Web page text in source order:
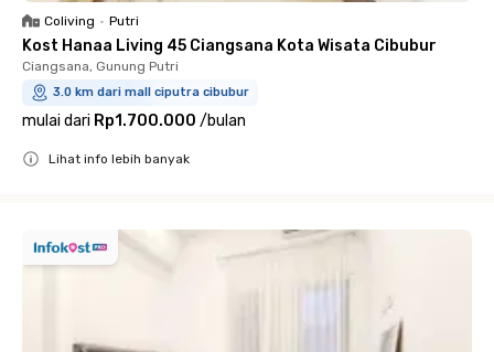
Coliving • Putri
Kost Hanaa Living 45 Ciangsana Kota Wisata Cibubur
Ciangsana, Gunung Putri
3.0 km dari mall ciputra cibubur
mulai dari Rp1.700.000 /bulan
Lihat info lebih banyak